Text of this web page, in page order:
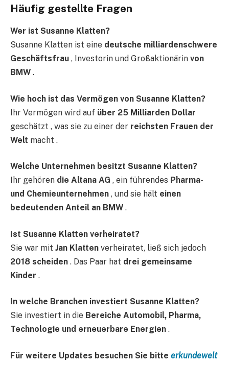
Häufig gestellte Fragen
Wer ist Susanne Klatten?
Susanne Klatten ist eine deutsche milliardenschwere
Geschäftsfrau , Investorin und Großaktionärin von
BMW .
Wie hoch ist das Vermögen von Susanne Klatten?
Ihr Vermögen wird auf über 25 Milliarden Dollar
geschätzt , was sie zu einer der reichsten Frauen der
Welt macht .
Welche Unternehmen besitzt Susanne Klatten?
Ihr gehören die Altana AG , ein führendes Pharma-
und Chemieunternehmen , und sie hält einen
bedeutenden Anteil an BMW .
Ist Susanne Klatten verheiratet?
Sie war mit Jan Klatten verheiratet, ließ sich jedoch
2018 scheiden . Das Paar hat drei gemeinsame
Kinder .
In welche Branchen investiert Susanne Klatten?
Sie investiert in die Bereiche Automobil, Pharma,
Technologie und erneuerbare Energien .
Für weitere Updates besuchen Sie bitte erkundewelt